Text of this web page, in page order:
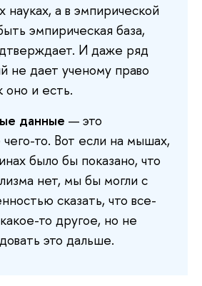
науках, а в эмпирической
эмпирическая база,
И даже ряд
не дает ученому право
оно и есть.
данные — это
то. Вот если на мышах,
было бы показано, что
нет, мы бы могли с
сказать, что все-
то другое, но не
это дальше.